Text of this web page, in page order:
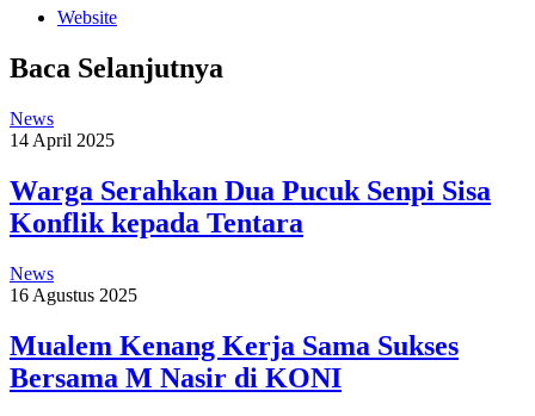
Website
Baca Selanjutnya
News
14 April 2025
Warga Serahkan Dua Pucuk Senpi Sisa
Konflik kepada Tentara
News
16 Agustus 2025
Mualem Kenang Kerja Sama Sukses
Bersama M Nasir di KONI